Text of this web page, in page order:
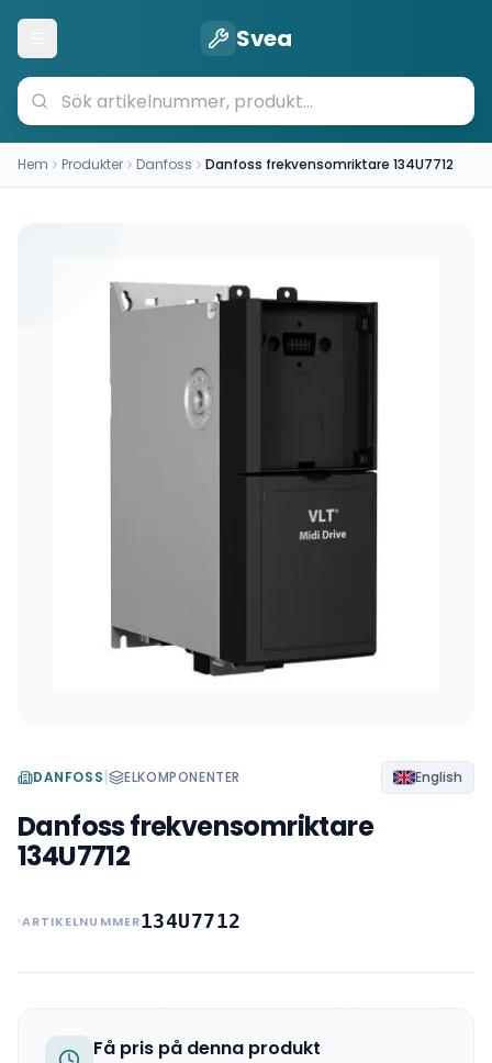
Öppna meny Svea
Hem Produkter Danfoss Danfoss frekvensomriktare 134U7712
DANFOSS| ELKOMPONENTER English
Danfoss frekvensomriktare
134U7712
ARTIKELNUMMER134U7712
Få pris på denna produkt